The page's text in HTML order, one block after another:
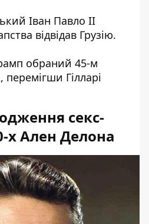
Іван Павло II
відвідав Грузію.
обраний 45-м
Гілларі
секс-
х Ален Делона